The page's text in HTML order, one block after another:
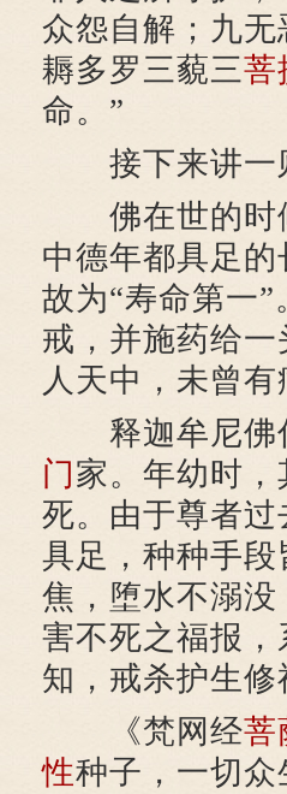
众怨自解；九
耨多罗三藐三菩
命。”
接下来讲一
佛在世的时
中德年都具足
故为“寿命第一
戒，并施药给
人天中，未曾有
释迦牟尼佛
门家。年幼时
死。由于尊者过
具足，种种手
焦，堕水不溺
害不死之福报
知，戒杀护生
《梵网经菩
性种子，一切